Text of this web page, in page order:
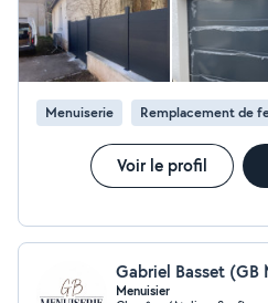
Menuiserie Remplacement de
Voir le profil
Gabriel Basset (GB
Menuisier